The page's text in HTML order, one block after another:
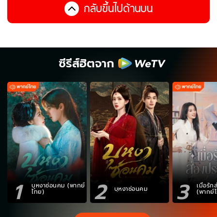
กลับขึ้นไปด้านบน
ซีรีส์ฮิตจาก
1 บุหงาซ่อนคม (พากย์
ไทย) 2 บุหงาซ่อนคม 3 เมื่อรัก
(พากย์